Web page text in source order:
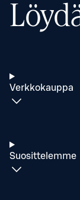
Verkkokauppa
Suosittelemme